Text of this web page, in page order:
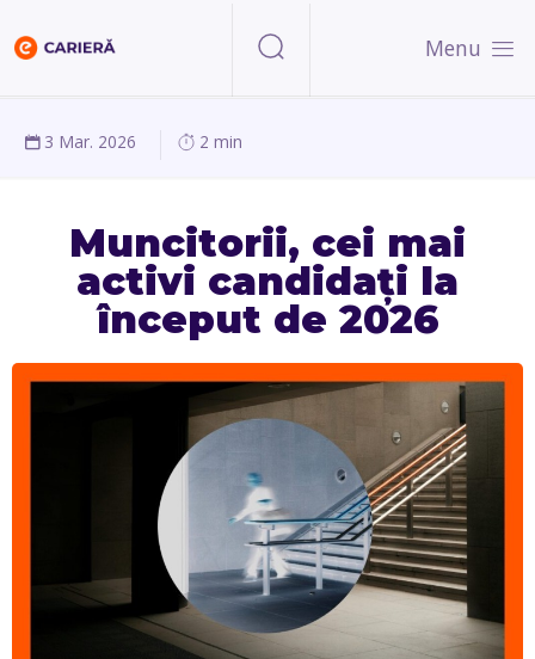
Menu
3 Mar. 2026 2 min
Muncitorii, cei mai
activi candidați la
început de 2026